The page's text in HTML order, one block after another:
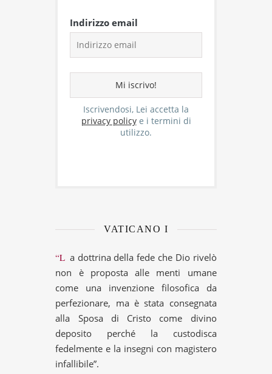
Indirizzo email
Iscrivendosi, Lei accetta la
privacy policye i termini di
utilizzo.
VATICANO I
“La dottrina della fede che Dio rivelò
non è proposta alle menti umane
come una invenzione filosofica da
perfezionare, ma è stata consegnata
alla Sposa di Cristo come divino
deposito perché la custodisca
fedelmente e la insegni con magistero
infallibile”.